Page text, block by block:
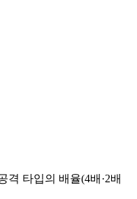
격 타입의 배율(4배·2배